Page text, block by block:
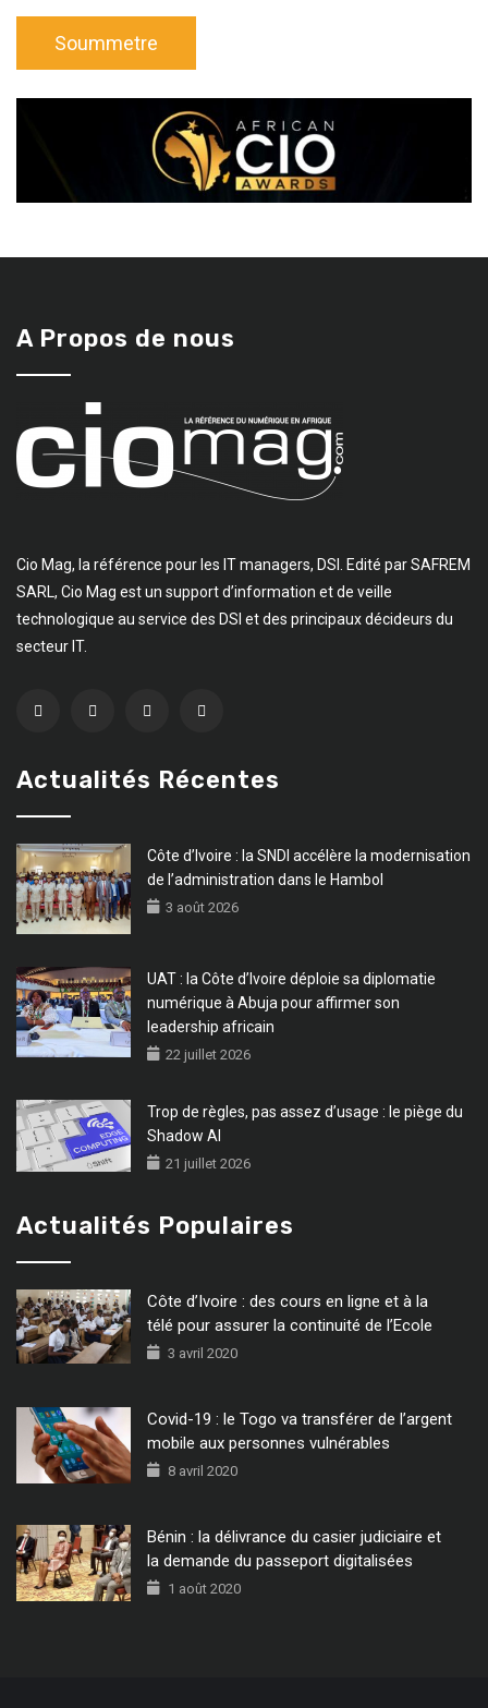
A Propos de nous
Cio Mag, la référence pour les IT managers, DSI. Edité par SAFREM
SARL, Cio Mag est un support d’information et de veille
technologique au service des DSI et des principaux décideurs du
secteur IT.
Actualités Récentes
Côte d’Ivoire : la SNDI accélère la modernisation
de l’administration dans le Hambol
3 août 2026
UAT : la Côte d’Ivoire déploie sa diplomatie
numérique à Abuja pour affirmer son
leadership africain
22 juillet 2026
Trop de règles, pas assez d’usage : le piège du
Shadow AI
21 juillet 2026
Actualités Populaires
Côte d’Ivoire : des cours en ligne et à la
télé pour assurer la continuité de l’Ecole
3 avril 2020
Covid-19 : le Togo va transférer de l’argent
mobile aux personnes vulnérables
8 avril 2020
Bénin : la délivrance du casier judiciaire et
la demande du passeport digitalisées
1 août 2020